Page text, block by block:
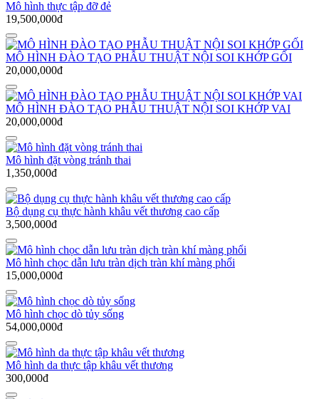
Mô hình thực tập đỡ đẻ
19,500,000đ
MÔ HÌNH ĐÀO TẠO PHẪU THUẬT NỘI SOI KHỚP GỐI
20,000,000đ
MÔ HÌNH ĐÀO TẠO PHẪU THUẬT NỘI SOI KHỚP VAI
20,000,000đ
Mô hình đặt vòng tránh thai
1,350,000đ
Bộ dụng cụ thực hành khâu vết thương cao cấp
3,500,000đ
Mô hình chọc dẫn lưu tràn dịch tràn khí màng phổi
15,000,000đ
Mô hình chọc dò tủy sống
54,000,000đ
Mô hình da thực tập khâu vết thương
300,000đ